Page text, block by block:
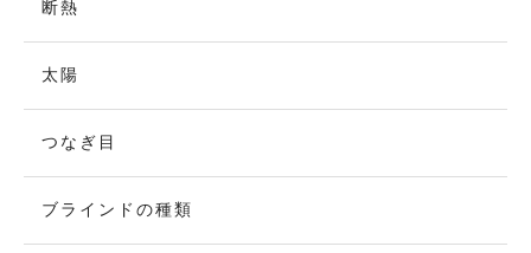
断熱
太陽
つなぎ目
ブラインドの種類